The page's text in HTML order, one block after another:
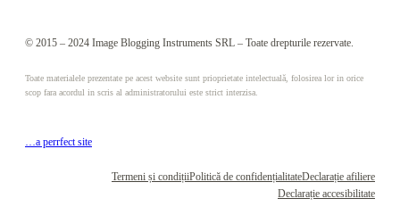
© 2015 – 2024 Image Blogging Instruments SRL – Toate drepturile rezervate.
Toate materialele prezentate pe acest website sunt prioprietate intelectuală, folosirea lor in orice
scop fara acordul in scris al administratorului este strict interzisa.
…a perrfect site
Termeni și condițiiPolitică de confidențialitateDeclarație afiliere
Declarație accesibilitate